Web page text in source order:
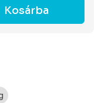
Kosárba